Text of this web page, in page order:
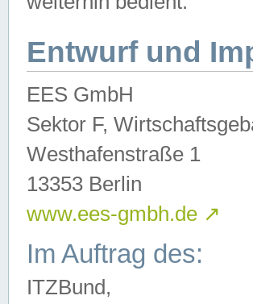
Entwurf und
EES GmbH
Sektor F,
Westhafenstraße 1
13353 Berlin
www.ees-gmbh.de ↗
Im Auftrag des:
ITZBund,